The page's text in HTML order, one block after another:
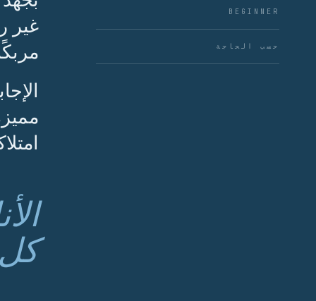
BEGINNER
حسب الحاجة
غير